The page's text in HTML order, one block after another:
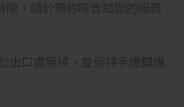
，請於預約時告知您的服務
出口處等候，並保持手機開機